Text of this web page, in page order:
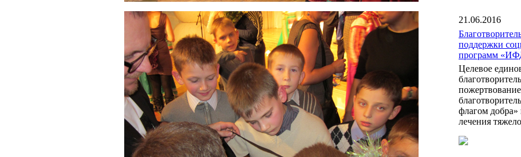
21.06.2016
поддержки
программ
Целевое
флагом добра»
лечения